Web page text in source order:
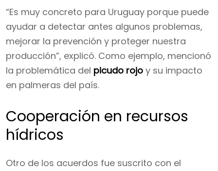
“Es muy concreto para Uruguay porque puede
ayudar a detectar antes algunos problemas,
mejorar la prevención y proteger nuestra
producción”, explicó. Como ejemplo, mencionó
la problemática del picudo rojo y su impacto
en palmeras del país.
Cooperación en recursos
hídricos
Otro de los acuerdos fue suscrito con el